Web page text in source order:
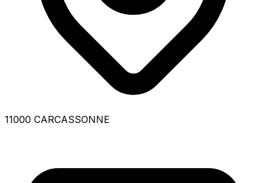
11000 CARCASSONNE